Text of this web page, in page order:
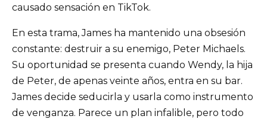
causado sensación en TikTok.
En esta trama, James ha mantenido una obsesión
constante: destruir a su enemigo, Peter Michaels.
Su oportunidad se presenta cuando Wendy, la hija
de Peter, de apenas veinte años, entra en su bar.
James decide seducirla y usarla como instrumento
de venganza. Parece un plan infalible, pero todo